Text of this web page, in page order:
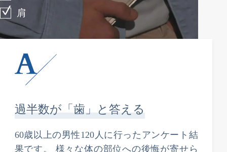
肩
過半数が「歯」と答える
60歳以上の男性120人に行ったアンケート結
果です。 様々な体の部位への後悔が寄せら